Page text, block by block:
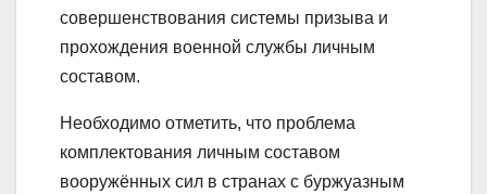
совершенствования системы призыва и
прохождения военной службы личным
составом.
Необходимо отметить, что проблема
комплектования личным составом
вооружённых сил в странах с буржуазным